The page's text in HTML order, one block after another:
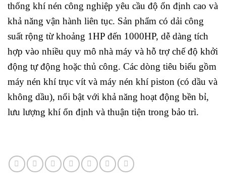
thống khí nén công nghiệp yêu cầu độ ổn định cao và
khả năng vận hành liên tục. Sản phẩm có dải công
suất rộng từ khoảng 1HP đến 1000HP, dễ dàng tích
hợp vào nhiều quy mô nhà máy và hỗ trợ chế độ khởi
động tự động hoặc thủ công. Các dòng tiêu biểu gồm
máy nén khí trục vít và máy nén khí piston (có dầu và
không dầu), nổi bật với khả năng hoạt động bền bỉ,
lưu lượng khí ổn định và thuận tiện trong bảo trì.